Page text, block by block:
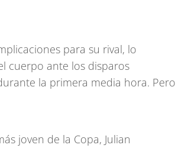
para su rival, lo
cuerpo ante los disparos
la primera media hora. Pero
joven de la Copa, Julian